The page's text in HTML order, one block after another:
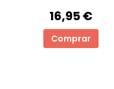
16,95 €
Comprar